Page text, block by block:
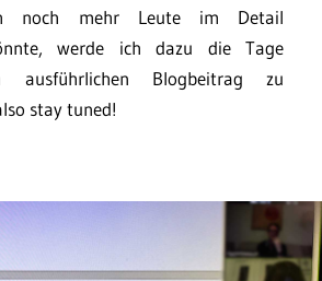
noch mehr Leute im Detail
werde ich dazu die Tage
ausführlichen Blogbeitrag zu
stay tuned!